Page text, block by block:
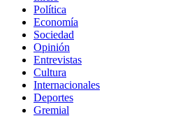
Política
Economía
Sociedad
Opinión
Entrevistas
Cultura
Internacionales
Deportes
Gremial